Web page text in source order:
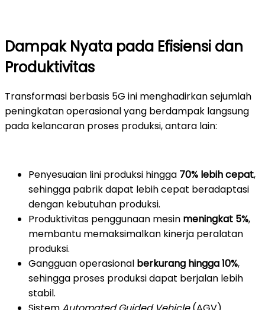
Dampak Nyata pada Efisiensi dan
Produktivitas
Transformasi berbasis 5G ini menghadirkan sejumlah
peningkatan operasional yang berdampak langsung
pada kelancaran proses produksi, antara lain:
Penyesuaian lini produksi hingga 70% lebih cepat,
sehingga pabrik dapat lebih cepat beradaptasi
dengan kebutuhan produksi.
Produktivitas penggunaan mesin meningkat 5%,
membantu memaksimalkan kinerja peralatan
produksi.
Gangguan operasional berkurang hingga 10%,
sehingga proses produksi dapat berjalan lebih
stabil.